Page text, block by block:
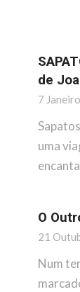
de
7
uma
O
21
Num